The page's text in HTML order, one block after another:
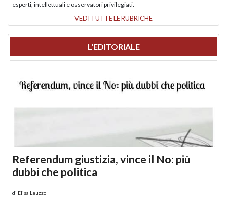
esperti, intellettuali e osservatori privilegiati.
VEDI TUTTE LE RUBRICHE
L'EDITORIALE
Referendum giustizia, vince il No: più
dubbi che politica
di Elisa Leuzzo